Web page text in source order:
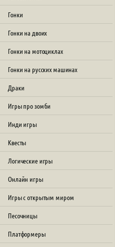
Гонки
Гонки на двоих
Гонки на мотоциклах
Гонки на русских машинах
Драки
Игры про зомби
Инди игры
Квесты
Логические игры
Онлайн игры
Игры с открытым миром
Песочницы
Платформеры